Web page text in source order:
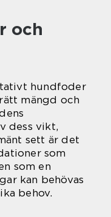
och
hundfoder
mängd och
dess vikt,
sett är det
som
som en
kan behövas
behov.